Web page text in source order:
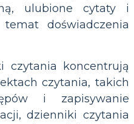
ulubione cytaty i
doświadczenia
czytania koncentrują
czytania, takich
i zapisywanie
dzienniki czytania